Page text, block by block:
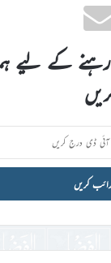
کے لیے